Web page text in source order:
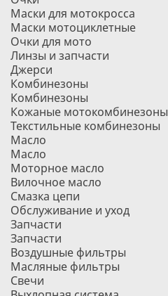
Маски для мотокросса
Маски мотоциклетные
Очки для мото
Линзы и запчасти
Джерси
Комбинезоны
Комбинезоны
Кожаные мотокомбинезоны
Текстильные комбинезоны
Масло
Масло
Моторное масло
Вилочное масло
Смазка цепи
Обслуживание и уход
Запчасти
Запчасти
Воздушные фильтры
Масляные фильтры
Свечи